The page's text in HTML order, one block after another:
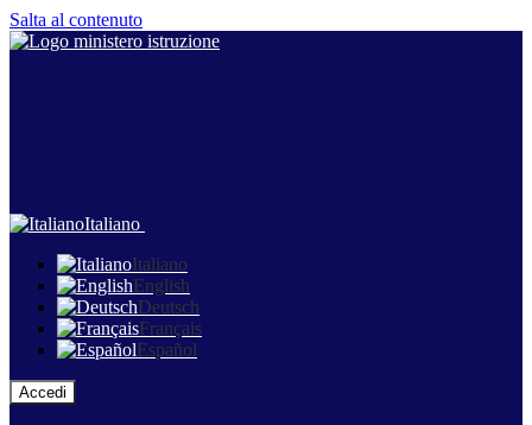
Salta al contenuto
Italiano
Italiano
English
Deutsch
Français
Español
Accedi